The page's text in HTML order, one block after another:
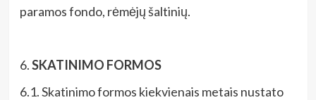
paramos fondo, rėmėjų šaltinių.
6.SKATINIMO FORMOS
6.1. Skatinimo formos kiekvienais metais nustato